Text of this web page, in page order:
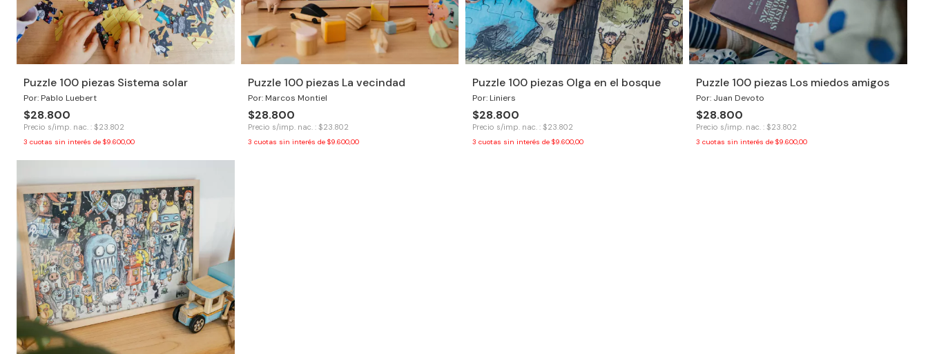
Puzzle 100 piezas Sistema solar
Por: Pablo Luebert
$28.800
Precio s/imp. nac. : $23.802
3 cuotas sin interés de $9.600,00
Puzzle 100 piezas La vecindad
Por: Marcos Montiel
$28.800
Precio s/imp. nac. : $23.802
3 cuotas sin interés de $9.600,00
Puzzle 100 piezas Olga en el bosque
Por: Liniers
$28.800
Precio s/imp. nac. : $23.802
3 cuotas sin interés de $9.600,00
Puzzle 100 piezas Los miedos amigos
Por: Juan Devoto
$28.800
Precio s/imp. nac. : $23.802
3 cuotas sin interés de$9.600,00